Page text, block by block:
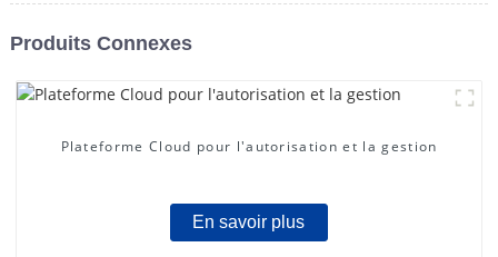
Produits Connexes
Plateforme Cloud pour l'autorisation et la gestion
En savoir plus